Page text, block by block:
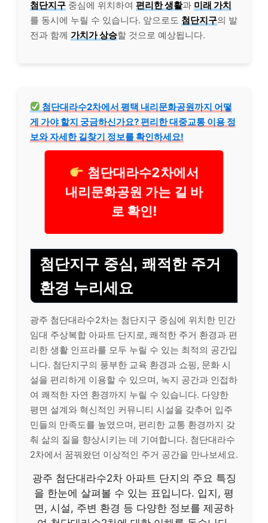
첨단지구 중심에 위치하여 편리한 생활과 미래 가치
를 동시에 누릴 수 있습니다. 앞으로도 첨단지구의 발
전과 함께 가치가 상승할 것으로 예상됩니다.
첨단대라수2차에서 평택 내리문화공원까지 어떻
게 가야 할지 궁금하신가요? 편리한 대중교통 이용 정
보와 자세한 길찾기 정보를 확인하세요!
첨단대라수2차에서
내리문화공원 가는 길 바
로 확인!
첨단지구 중심, 쾌적한 주거
환경 누리세요
광주 첨단대라수2차는 첨단지구 중심에 위치한 민간
임대 주상복합 아파트 단지로, 쾌적한 주거 환경과 편
리한 생활 인프라를 모두 누릴 수 있는 최적의 공간입
니다. 첨단지구의 풍부한 교육 환경과 쇼핑, 문화 시
설을 편리하게 이용할 수 있으며, 녹지 공간과 인접하
여 쾌적한 자연 환경까지 누릴 수 있습니다. 다양한
평면 설계와 혁신적인 커뮤니티 시설을 갖추어 입주
민들의 만족도를 높였으며, 편리한 교통 환경까지 갖
춰 삶의 질을 향상시키는 데 기여합니다. 첨단대라수
2차에서 꿈꿔왔던 이상적인 주거 공간을 만나보세요.
광주 첨단대라수2차 아파트 단지의 주요 특징
을 한눈에 살펴볼 수 있는 표입니다. 입지, 평
면, 시설, 주변 환경 등 다양한 정보를 제공하